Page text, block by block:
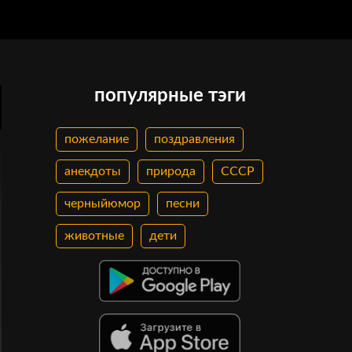
популярные тэги
пожелание поздравления
анекдоты природа СССР
черныйюмор песни
животные дети